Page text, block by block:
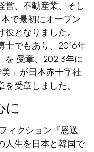
営、不動産業、そし
で最初にオープン
となりました。
士でもあり、2016年
を 受章、202 3年に
」が日本赤十字社
受章しました。
に
ィクション『恩送
人生を日本と韓国で